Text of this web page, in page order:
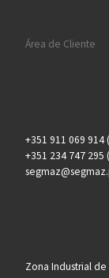
Área de Cliente
+351 911 069
+351 234 747
Zona Industrial de